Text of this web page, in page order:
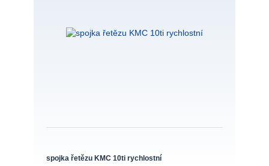
spojka řetězu KMC 10ti rychlostní